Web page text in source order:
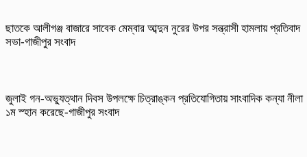
ছাতকে আলীগঞ্জ বাজারে সাবেক মেম্বার আব্দুন নুরের উপর সন্ত্রাসী হামলায় প্রতিবাদ
সভা-গাজীপুর সংবাদ
জুলাই গন-অভ্যুত্থান দিবস উপলক্ষে চিত্রাঙ্কন প্রতিযোগিতায় সাংবাদিক কন্যা নীলা
১ম স্হান করেছে-গাজীপুর সংবাদ